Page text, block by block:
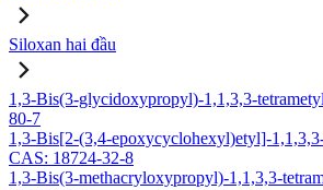
Siloxan hai đầu
1,3-Bis(3-glycidoxypropyl)-1,1,3,3-
80-7
1,3-Bis[2-(3,4-epoxycyclohexyl)etyl]-
CAS: 18724-32-8
1,3-Bis(3-methacryloxypropyl)-1,1,3,3-